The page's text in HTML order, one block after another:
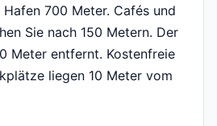
700 Meter. Cafés und
Sie nach 150 Metern. Der
Meter entfernt. Kostenfreie
liegen 10 Meter vom